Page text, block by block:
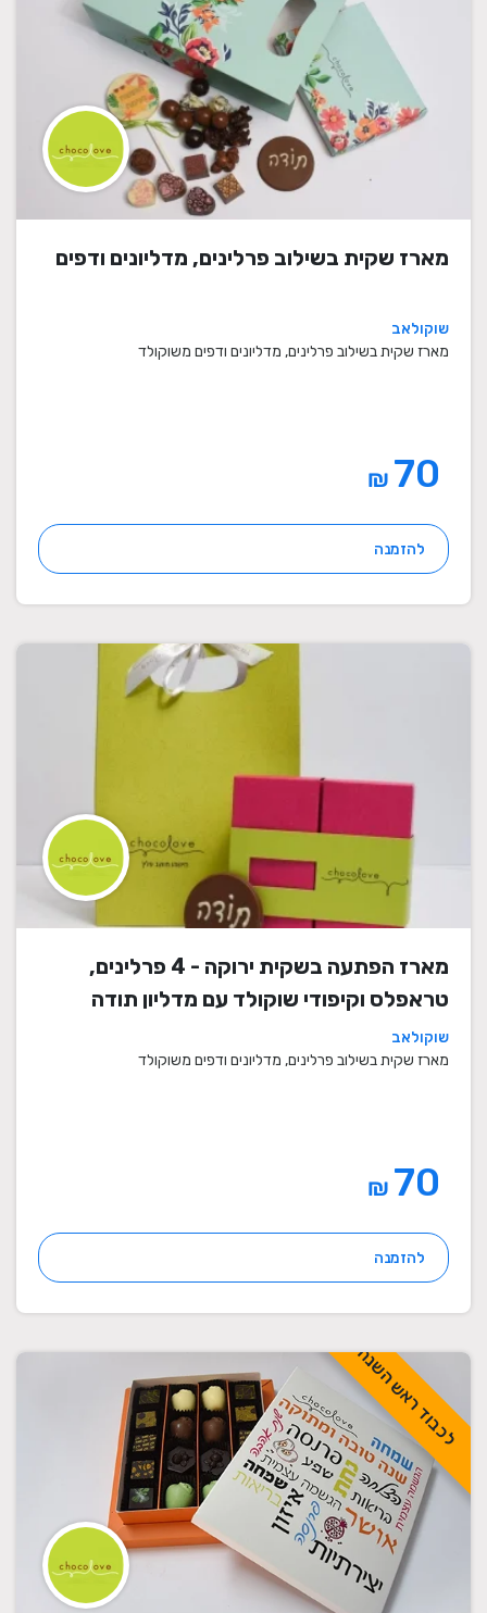
מארז שקית בשילוב פרלינים, מדליונים ודפים
שוקולאב
מארז שקית בשילוב פרלינים, מדליונים ודפים משוקולד
₪
להזמנה
מארז הפתעה בשקית ירוקה - 4 פרלינים,
טראפלס וקיפודי שוקולד עם מדליון תודה
שוקולאב
מארז שקית בשילוב פרלינים, מדליונים ודפים משוקולד
₪
להזמנה
לכבוד ראש השנה